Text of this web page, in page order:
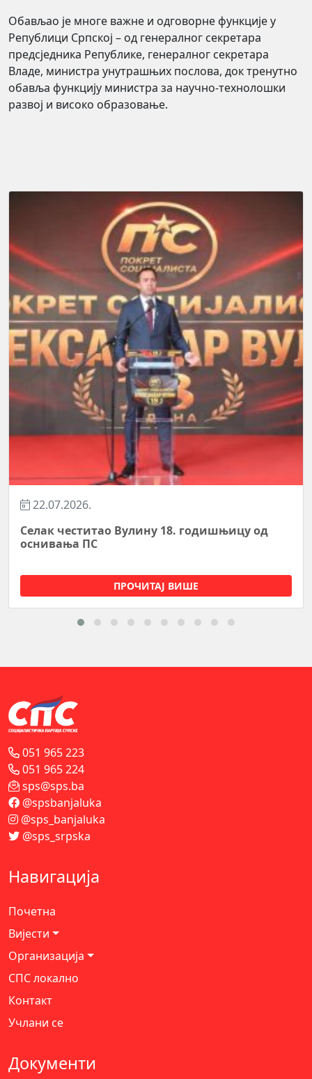
Обављао је многе важне и одговорне функције у
Републици Српској – од генералног секретара
предсједника Републике, генералног секретара
Владе, министра унутрашњих послова, док тренутно
обавља функцију министра за научно-технолошки
развој и високо образовање.
07.07.2026.
СПС формирао самосталан посланички клуб
у Народној скупштини Републике Српске
ПРОЧИТАЈ ВИШЕ
051 965 223
051 965 224
sps@sps.ba
@spsbanjaluka
@sps_banjaluka
@sps_srpska
Навигација
Почетна
Вијести
Организација
СПС локално
Контакт
Учлани се
Документи